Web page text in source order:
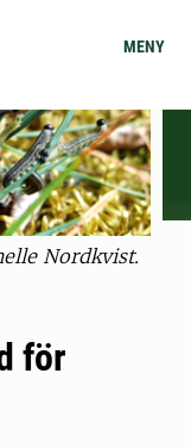
MENY
Nordkvist.
för